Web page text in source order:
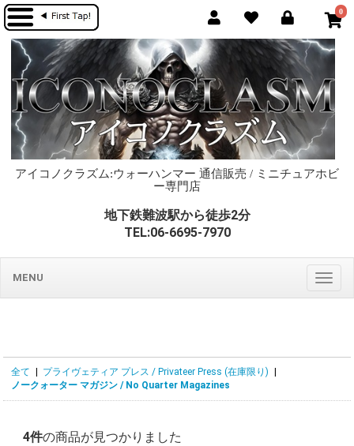
0
アイコノクラズム:ウォーハンマー 通信販売 / ミニチュアホビ
ー専門店
地下鉄難波駅から徒歩2分
TEL:06-6695-7970
MENU
全て プライヴェティア プレス / Privateer Press (在庫限り)
ノークォーター マガジン / No Quarter Magazines
4件の商品が見つかりました